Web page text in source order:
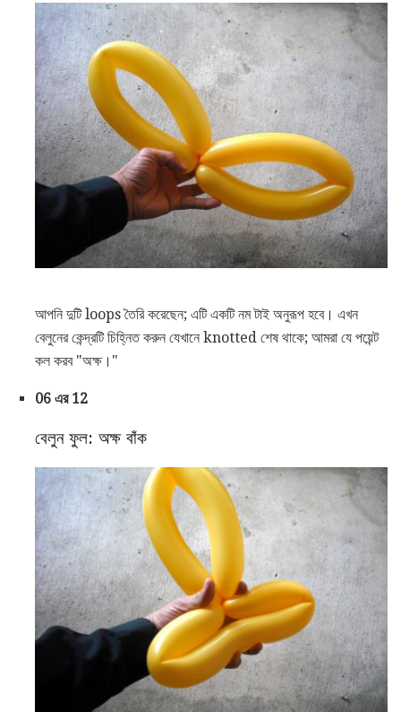
আপনি দুটি loops তৈরি করেছেন; এটি একটি নম টাই অনুরূপ হবে। এখন
বেলুনের কেন্দ্রটি চিহ্নিত করুন যেখানে knotted শেষ থাকে; আমরা যে পয়েন্ট
কল করব "অক্ষ।"
06 এর 12
বেলুন ফুল: অক্ষ বাঁক